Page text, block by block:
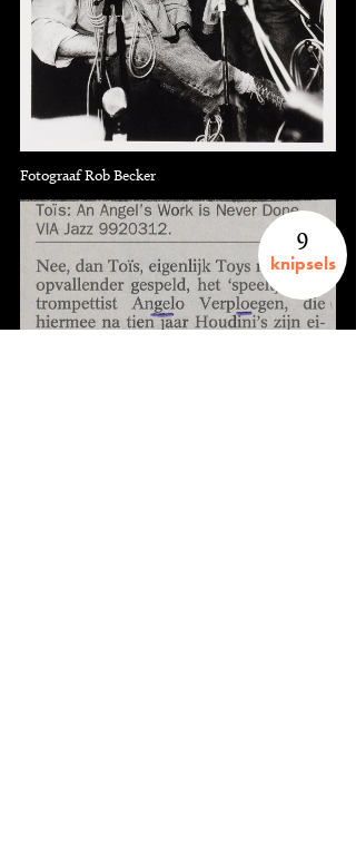
Fotograaf Rob Becker
9
knipsels